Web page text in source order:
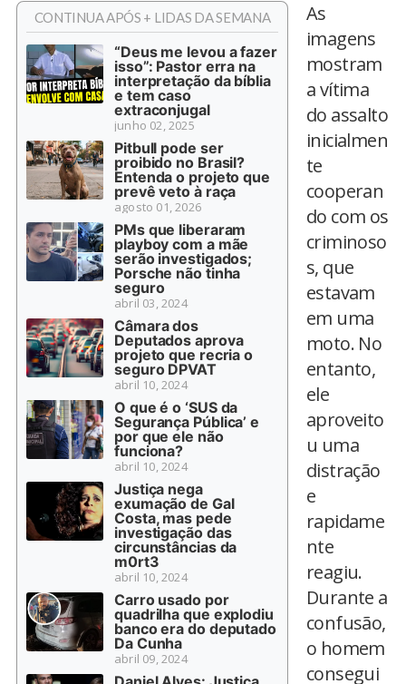
CONTINUA APÓS + LIDAS DA SEMANA
“Deus me levou a fazer
isso”: Pastor erra na
interpretação da bíblia
e tem caso
extraconjugal
junho 02, 2025
Pitbull pode ser
proibido no Brasil?
Entenda o projeto que
prevê veto à raça
agosto 01, 2026
PMs que liberaram
playboy com a mãe
serão investigados;
Porsche não tinha
seguro
abril 03, 2024
Câmara dos
Deputados aprova
projeto que recria o
seguro DPVAT
abril 10, 2024
O que é o ‘SUS da
Segurança Pública’ e
por que ele não
funciona?
abril 10, 2024
Justiça nega
exumação de Gal
Costa, mas pede
investigação das
circunstâncias da
m0rt3
abril 10, 2024
Carro usado por
quadrilha que explodiu
banco era do deputado
Da Cunha
abril 09, 2024
As
imagens
mostram
a vítima
do assalto
inicialmen
te
cooperan
do com os
criminoso
s, que
estavam
em uma
moto. No
entanto,
ele
aproveito
u uma
distração
e
rapidame
nte
reagiu.
Durante a
confusão,
o homem
consegui